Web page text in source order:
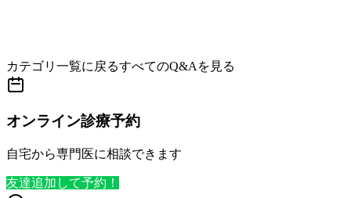
カテゴリ一覧に戻るすべてのQ&Aを見る
オンライン診療予約
自宅から専門医に相談できます
友達追加して予約！